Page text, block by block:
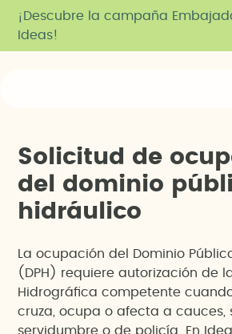
¡Descubre la campaña
Ideas!
So icitud de ocup
de dominio púb i
hidráu ico
La ocupación del Dominio
(DPH) requiere autorización de
Hidrográfica competente
cruza, ocupa o afecta a cauces,
servidumbre o de policía. En